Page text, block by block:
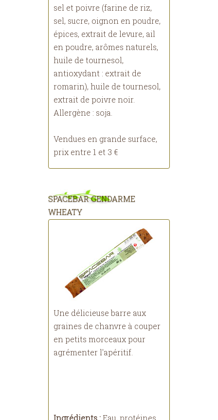
sel et poivre (farine de riz,
sel, sucre, oignon en poudre,
épices, extrait de levure, ail
en poudre, arômes naturels,
huile de tournesol,
antioxydant : extrait de
romarin), huile de tournesol,
extrait de poivre noir.
Allergène : soja.
Vendues en grande surface,
prix entre 1 et 3 €
SPACEBAR GENDARME
WHEATY
Une délicieuse barre aux
graines de chanvre à couper
en petits morceaux pour
agrémenter l'apéritif.
Ingrédients :Eau, protéines